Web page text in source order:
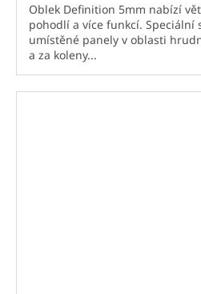
Oblek Definition 5mm nabízí
pohodlí a více funkcí. Speciální
umístěné panely v oblasti
a za koleny...